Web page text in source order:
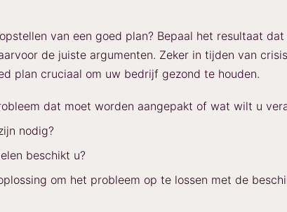
van een goed plan? Bepaal het resultaat
de juiste argumenten. Zeker in tijden van
plan cruciaal om uw bedrijf gezond te houden.
dat moet worden aangepakt of wat wilt u
nodig?
beschikt u?
om het probleem op te lossen met de